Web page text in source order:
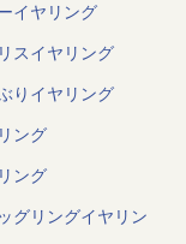
イヤリング
スイヤリング
りイヤリング
ング
ング
グリングイヤリン